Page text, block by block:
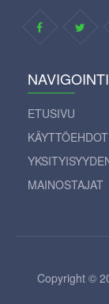
NAVIGOINTI
ETUSIVU
KÄYTTÖEHDOT
MAINOSTAJAT
Copyright ©